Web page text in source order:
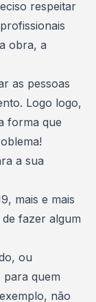
respeitar
obra, a
as pessoas
Logo logo,
forma que
a sua
mais e mais
fazer algum
ou
para quem
não